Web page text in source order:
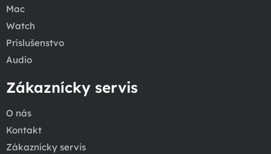
Mac
Watch
Príslušenstvo
Audio
Zákaznícky servis
O nás
Kontakt
Zákaznícky servis